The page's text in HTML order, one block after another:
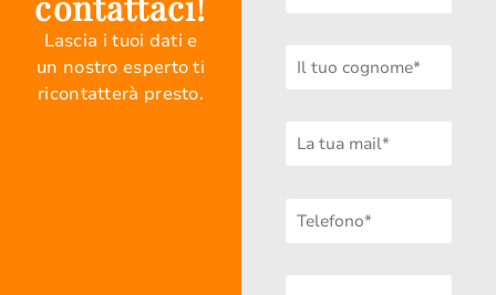
Lascia i tuoi dati e
un nostro esperto ti
ricontatterà presto.